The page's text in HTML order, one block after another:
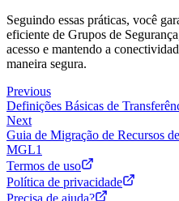
Seguindo essas práticas, você
eficiente de Grupos de
acesso e mantendo a
maneira segura.
Previous
Definições Básicas de
Next
Guia de Migração de Recursos
MGL1
Termos de uso
Política de privacidade
Precisa de ajuda?